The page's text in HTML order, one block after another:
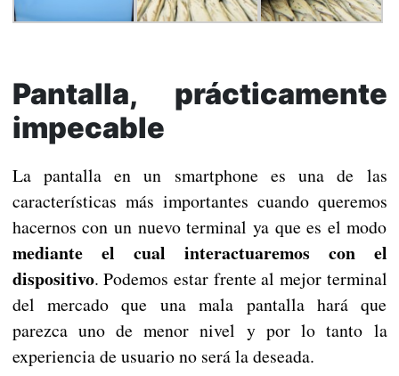
Pantalla, prácticamente
impecable
La pantalla en un smartphone es una de las
características más importantes cuando queremos
hacernos con un nuevo terminal ya que es el modo
mediante el cual interactuaremos con el
dispositivo. Podemos estar frente al mejor terminal
del mercado que una mala pantalla hará que
parezca uno de menor nivel y por lo tanto la
experiencia de usuario no será la deseada.